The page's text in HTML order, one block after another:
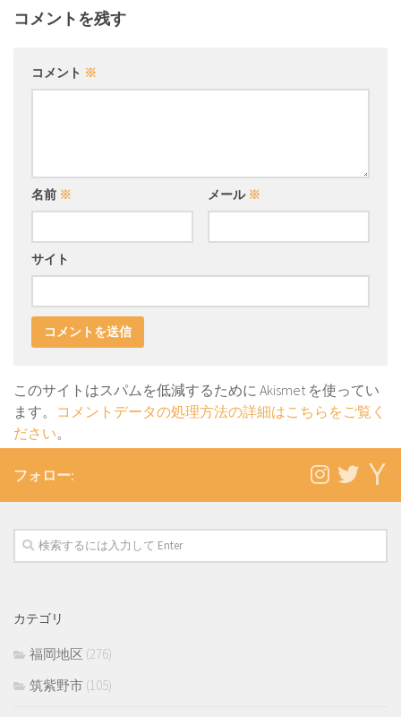
コメントを残す
コメント ※
名前 ※ メール ※
サイト
このサイトはスパムを低減するために Akismet を使ってい
ます。 コメントデータの処理方法の詳細はこちらをご覧く
ださい。
フォロー:
カテゴリ
福岡地区 (276)
筑紫野市 (105)